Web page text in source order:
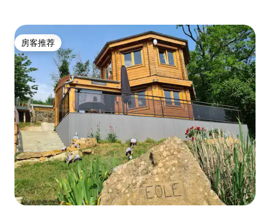
房客推荐
房客推荐